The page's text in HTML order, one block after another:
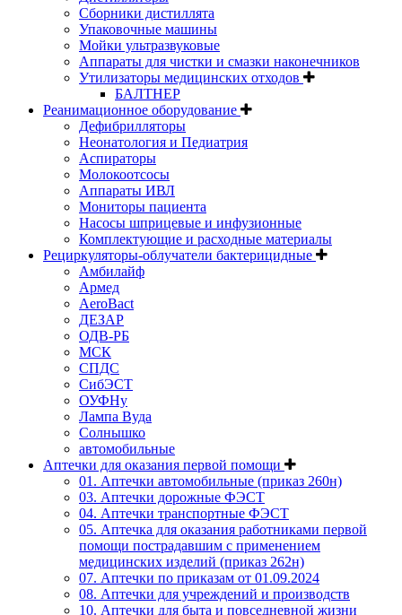
Сборники дистиллята
Упаковочные машины
Мойки ультразвуковые
Аппараты для чистки и смазки наконечников
Утилизаторы медицинских отходов
БАЛТНЕР
Реанимационное оборудование
Дефибрилляторы
Неонатология и Педиатрия
Аспираторы
Молокоотсосы
Аппараты ИВЛ
Мониторы пациента
Насосы шприцевые и инфузионные
Комплектующие и расходные материалы
Рециркуляторы-облучатели бактерицидные
Амбилайф
Армед
AeroBact
ДЕЗАР
ОДВ-РБ
МСК
СПДС
СибЭСТ
ОУФНу
Лампа Вуда
Солнышко
автомобильные
Аптечки для оказания первой помощи
01. Аптечки автомобильные (приказ 260н)
03. Аптечки дорожные ФЭСТ
04. Аптечки транспортные ФЭСТ
05. Аптечка для оказания работниками первой
помощи пострадавшим с применением
медицинских изделий (приказ 262н)
07. Аптечки по приказам от 01.09.2024
08. Аптечки для учреждений и производств
10. Аптечки для быта и повседневной жизни